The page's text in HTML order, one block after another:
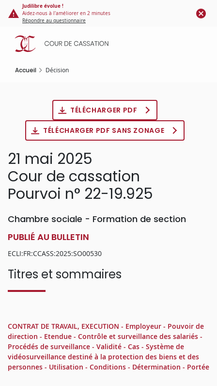
Panneau de gestion des cookies
contenu
principal
Judilibre évolue !
Aidez-nous à l'améliorer en 2 minutes
Répondre au questionnaire
Accueil Décision
TÉLÉCHARGER PDF
TÉLÉCHARGER PDF SANS ZONAGE
21 mai 2025
Cour de cassation
Pourvoi n° 22-19.925
Chambre sociale - Formation de section
PUBLIÉ AU BULLETIN
ECLI:FR:CCASS:2025:SO00530
Titres et sommaires
CONTRAT DE TRAVAIL, EXECUTION - Employeur - Pouvoir de
direction - Etendue - Contrôle et surveillance des salariés -
Procédés de surveillance - Validité - Cas - Système de
vidéosurveillance destiné à la protection des biens et des
personnes - Utilisation - Conditions - Détermination - Portée